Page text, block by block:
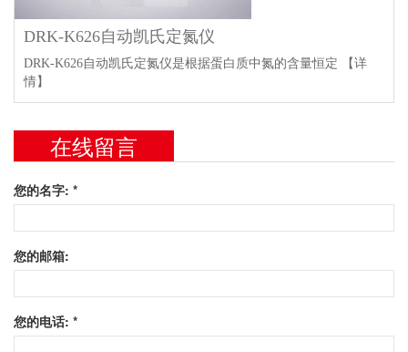
DRK-K626自动凯氏定氮仪
DRK-K626自动凯氏定氮仪是根据蛋白质中氮的含量恒定
【详
情】
在线留言
您的名字: *
您的邮箱:
您的电话: *